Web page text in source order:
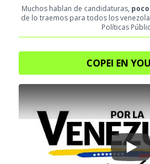
Muchos hablan de candidaturas,
de lo traemos para todos los
Políticas
COPEI EN
Play